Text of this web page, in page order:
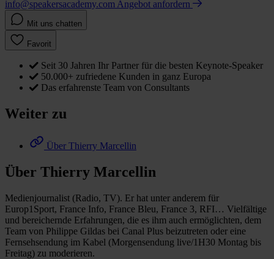
info@speakersacademy.com Angebot anfordern
Mit uns chatten
Favorit
Seit 30 Jahren Ihr Partner für die besten Keynote-Speaker
50.000+ zufriedene Kunden in ganz Europa
Das erfahrenste Team von Consultants
Weiter zu
Über Thierry Marcellin
Über Thierry Marcellin
Medienjournalist (Radio, TV). Er hat unter anderem für
Europ1Sport, France Info, France Bleu, France 3, RFI… Vielfältige
und bereichernde Erfahrungen, die es ihm auch ermöglichten, dem
Team von Philippe Gildas bei Canal Plus beizutreten oder eine
Fernsehsendung im Kabel (Morgensendung live/1H30 Montag bis
Freitag) zu moderieren.